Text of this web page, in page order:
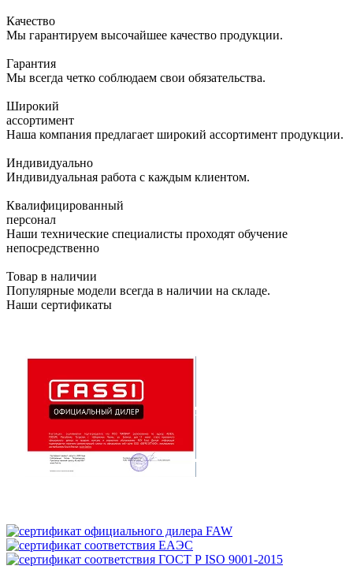
Качество
Мы гарантируем высочайшее качество продукции.
Гарантия
Мы всегда четко соблюдаем свои обязательства.
Широкий
ассортимент
Наша компания предлагает широкий ассортимент продукции.
Индивидуально
Индивидуальная работа с каждым клиентом.
Квалифицированный
персонал
Наши технические специалисты проходят обучение
непосредственно
Товар в наличии
Популярные модели всегда в наличии на складе.
Наши сертификаты